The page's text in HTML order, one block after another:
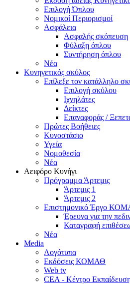
Επιλογή Όπλου
Νομικοί Περιορισμοί
Ασφάλεια
Ασφαλής σκόπευση
Φύλαξη όπλου
Συντήρηση όπλου
Νέα
Κυνηγετικός σκύλος
Επίλεξε τον κατάλληλο
Επιλογή σκύλου
Ιχνηλάτες
Δείκτες
Επαναφοράς /
Πρώτες Βοήθειες
Κυνοστάσιο
Υγεία
Νομοθεσία
Νέα
Αειφόρο Κυνήγι
Πρόγραμμα Άρτεμις
Άρτεμις 1
Άρτεμις 2
Επιστημονικό Έργο
Έρευνα για την
Καταγραφή
Νέα
Media
Λογότυπα
Εκδόσεις ΚΟΜΑΘ
Web tv
CEA - Κέντρο